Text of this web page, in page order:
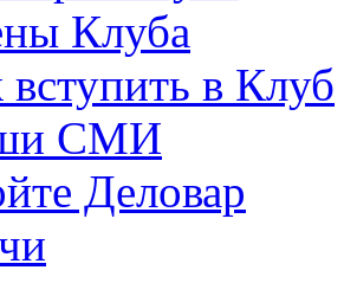
Клуба
вступить в Клуб
СМИ
Деловар